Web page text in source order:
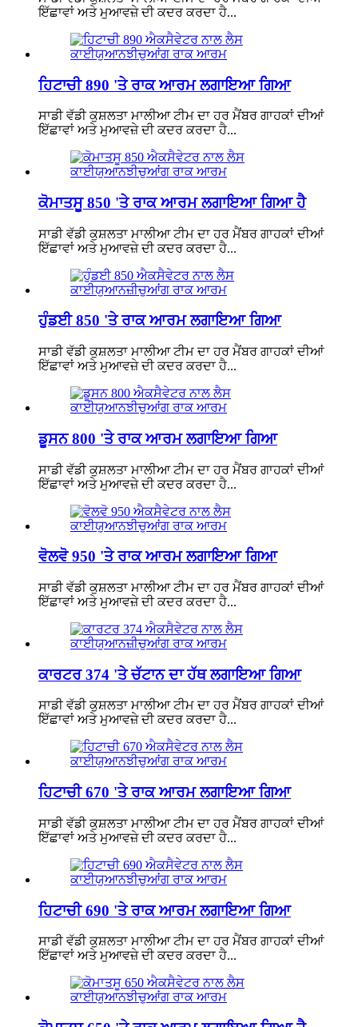
ਇੱਛਾਵਾਂ ਅਤੇ ਮੁਆਵਜ਼ੇ ਦੀ ਕਦਰ ਕਰਦਾ ਹੈ...
ਹਿਟਾਚੀ 890 'ਤੇ ਰਾਕ ਆਰਮ ਲਗਾਇਆ ਗਿਆ
ਸਾਡੀ ਵੱਡੀ ਕੁਸ਼ਲਤਾ ਮਾਲੀਆ ਟੀਮ ਦਾ ਹਰ ਮੈਂਬਰ ਗਾਹਕਾਂ ਦੀਆਂ
ਇੱਛਾਵਾਂ ਅਤੇ ਮੁਆਵਜ਼ੇ ਦੀ ਕਦਰ ਕਰਦਾ ਹੈ...
ਕੋਮਾਤਸੂ 850 'ਤੇ ਰਾਕ ਆਰਮ ਲਗਾਇਆ ਗਿਆ ਹੈ
ਸਾਡੀ ਵੱਡੀ ਕੁਸ਼ਲਤਾ ਮਾਲੀਆ ਟੀਮ ਦਾ ਹਰ ਮੈਂਬਰ ਗਾਹਕਾਂ ਦੀਆਂ
ਇੱਛਾਵਾਂ ਅਤੇ ਮੁਆਵਜ਼ੇ ਦੀ ਕਦਰ ਕਰਦਾ ਹੈ...
ਹੁੰਡਈ 850 'ਤੇ ਰਾਕ ਆਰਮ ਲਗਾਇਆ ਗਿਆ
ਸਾਡੀ ਵੱਡੀ ਕੁਸ਼ਲਤਾ ਮਾਲੀਆ ਟੀਮ ਦਾ ਹਰ ਮੈਂਬਰ ਗਾਹਕਾਂ ਦੀਆਂ
ਇੱਛਾਵਾਂ ਅਤੇ ਮੁਆਵਜ਼ੇ ਦੀ ਕਦਰ ਕਰਦਾ ਹੈ...
ਡੂਸਨ 800 'ਤੇ ਰਾਕ ਆਰਮ ਲਗਾਇਆ ਗਿਆ
ਸਾਡੀ ਵੱਡੀ ਕੁਸ਼ਲਤਾ ਮਾਲੀਆ ਟੀਮ ਦਾ ਹਰ ਮੈਂਬਰ ਗਾਹਕਾਂ ਦੀਆਂ
ਇੱਛਾਵਾਂ ਅਤੇ ਮੁਆਵਜ਼ੇ ਦੀ ਕਦਰ ਕਰਦਾ ਹੈ...
ਵੋਲਵੋ 950 'ਤੇ ਰਾਕ ਆਰਮ ਲਗਾਇਆ ਗਿਆ
ਸਾਡੀ ਵੱਡੀ ਕੁਸ਼ਲਤਾ ਮਾਲੀਆ ਟੀਮ ਦਾ ਹਰ ਮੈਂਬਰ ਗਾਹਕਾਂ ਦੀਆਂ
ਇੱਛਾਵਾਂ ਅਤੇ ਮੁਆਵਜ਼ੇ ਦੀ ਕਦਰ ਕਰਦਾ ਹੈ...
ਕਾਰਟਰ 374 'ਤੇ ਚੱਟਾਨ ਦਾ ਹੱਥ ਲਗਾਇਆ ਗਿਆ
ਸਾਡੀ ਵੱਡੀ ਕੁਸ਼ਲਤਾ ਮਾਲੀਆ ਟੀਮ ਦਾ ਹਰ ਮੈਂਬਰ ਗਾਹਕਾਂ ਦੀਆਂ
ਇੱਛਾਵਾਂ ਅਤੇ ਮੁਆਵਜ਼ੇ ਦੀ ਕਦਰ ਕਰਦਾ ਹੈ...
ਹਿਟਾਚੀ 670 'ਤੇ ਰਾਕ ਆਰਮ ਲਗਾਇਆ ਗਿਆ
ਸਾਡੀ ਵੱਡੀ ਕੁਸ਼ਲਤਾ ਮਾਲੀਆ ਟੀਮ ਦਾ ਹਰ ਮੈਂਬਰ ਗਾਹਕਾਂ ਦੀਆਂ
ਇੱਛਾਵਾਂ ਅਤੇ ਮੁਆਵਜ਼ੇ ਦੀ ਕਦਰ ਕਰਦਾ ਹੈ...
ਹਿਟਾਚੀ 690 'ਤੇ ਰਾਕ ਆਰਮ ਲਗਾਇਆ ਗਿਆ
ਸਾਡੀ ਵੱਡੀ ਕੁਸ਼ਲਤਾ ਮਾਲੀਆ ਟੀਮ ਦਾ ਹਰ ਮੈਂਬਰ ਗਾਹਕਾਂ ਦੀਆਂ
ਇੱਛਾਵਾਂ ਅਤੇ ਮੁਆਵਜ਼ੇ ਦੀ ਕਦਰ ਕਰਦਾ ਹੈ...